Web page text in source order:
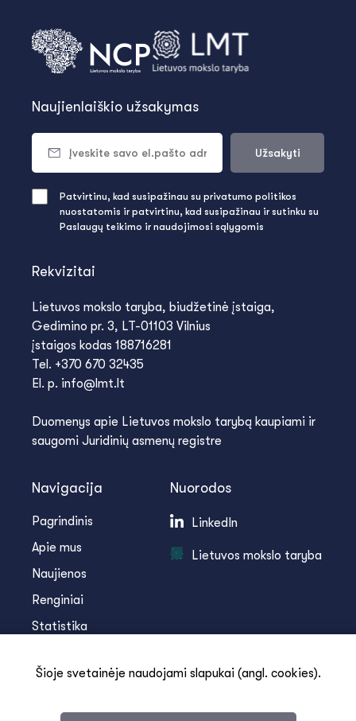
Rekvizitai
Lietuvos mokslo taryba, biudžetinė įstaiga,
Gedimino pr. 3, LT-01103 Vilnius
įstaigos kodas 188716281
Tel. +370 670 32435
El. p. info@lmt.lt
Duomenys apie Lietuvos mokslo tarybą kaupiami ir
saugomi Juridinių asmenų registre
Navigacija
Pagrindinis
Apie mus
Naujienos
Renginiai
Statistika
Kontaktai
Nuorodos
LinkedIn
Lietuvos mokslo taryba
Naujienlaiškio užsakymas
Užsakyti
Patvirtinu, kad susipažinau su privatumo politikos
nuostatomis ir patvirtinu, kad susipažinau ir sutinku su
Paslaugų teikimo ir naudojimosi sąlygomis
Šioje svetainėje naudojami slapukai (angl. cookies).